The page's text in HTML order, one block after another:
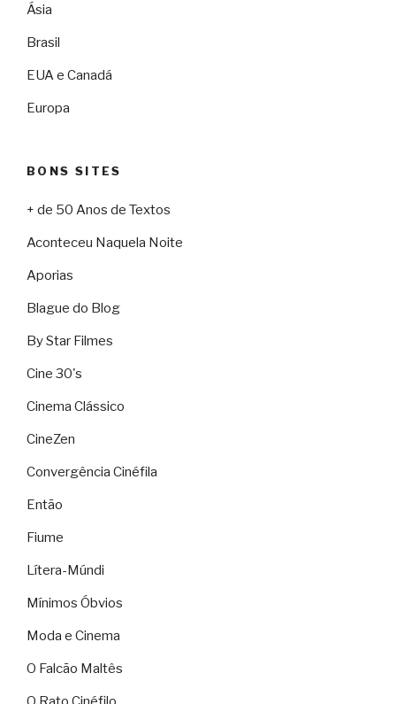
Ásia
Brasil
EUA e Canadá
Europa
BONS SITES
+ de 50 Anos de Textos
Aconteceu Naquela Noite
Aporias
Blague do Blog
By Star Filmes
Cine 30's
Cinema Clássico
CineZen
Convergência Cinéfila
Então
Fiume
Lítera-Múndi
Mínimos Óbvios
Moda e Cinema
O Falcão Maltês